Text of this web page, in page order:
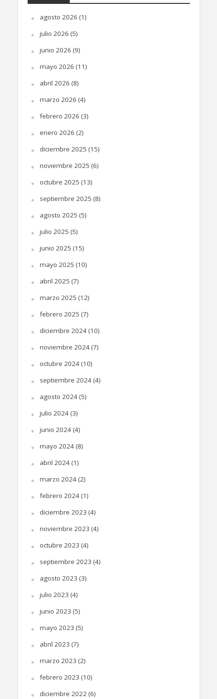
agosto 2026 (1)
julio 2026 (5)
junio 2026 (9)
mayo 2026 (11)
abril 2026 (8)
marzo 2026 (4)
febrero 2026 (3)
enero 2026 (2)
diciembre 2025 (15)
noviembre 2025 (6)
octubre 2025 (13)
septiembre 2025 (8)
agosto 2025 (5)
julio 2025 (5)
junio 2025 (15)
mayo 2025 (10)
abril 2025 (7)
marzo 2025 (12)
febrero 2025 (7)
diciembre 2024(10)
noviembre 2024(7)
octubre 2024(10)
septiembre 2024(4)
agosto 2024(5)
julio 2024(3)
junio 2024(4)
mayo 2024(8)
abril 2024(1)
marzo 2024(2)
febrero 2024(1)
diciembre 2023 (4)
noviembre 2023 (4)
octubre 2023 (4)
septiembre 2023 (4)
agosto 2023 (3)
julio 2023 (4)
junio 2023 (5)
mayo 2023 (5)
abril 2023 (7)
marzo 2023 (2)
febrero 2023 (10)
diciembre 2022(6)